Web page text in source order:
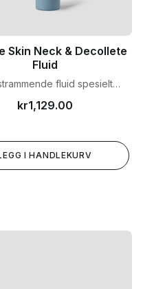
Skin Neck & Decollete
Fluid
fluid spesielt
kr1,129.00
I HANDLEKURV